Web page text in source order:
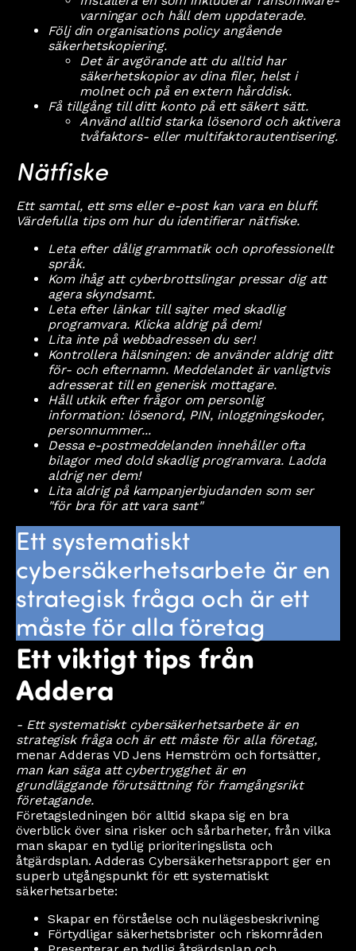
varningar och håll dem uppdaterade.
Följ din organisations policy angående
säkerhetskopiering.
Det är avgörande att du alltid har
säkerhetskopior av dina filer, helst i
molnet och på en extern hårddisk.
Få tillgång till ditt konto på ett säkert sätt.
Använd alltid starka lösenord och aktivera
tvåfaktors- eller multifaktorautentisering.
Nätfiske
Ett samtal, ett sms eller e-post kan vara en bluff.
Värdefulla tips om hur du identifierar nätfiske.
Leta efter dålig grammatik och oprofessionellt
språk.
Kom ihåg att cyberbrottslingar pressar dig att
agera skyndsamt.
Leta efter länkar till sajter med skadlig
programvara. Klicka aldrig på dem!
Lita inte på webbadressen du ser!
Kontrollera hälsningen: de använder aldrig ditt
för- och efternamn. Meddelandet är vanligtvis
adresserat till en generisk mottagare.
Håll utkik efter frågor om personlig
information: lösenord, PIN, inloggningskoder,
personnummer...
Dessa e-postmeddelanden innehåller ofta
bilagor med dold skadlig programvara. Ladda
aldrig ner dem!
Lita aldrig på kampanjerbjudanden som ser
"för bra för att vara sant"
Ett systematiskt
cybersäkerhetsarbete är en
strategisk fråga och är ett
måste för alla företag
Ett viktigt tips från
Addera
- Ett systematiskt cybersäkerhetsarbete är en
strategisk fråga och är ett måste för alla företag,
menar Adderas VD Jens Hemström och fortsätter,
man kan säga att cybertrygghet är en
grundläggande förutsättning för framgångsrikt
företagande.
Företagsledningen bör alltid skapa sig en bra
överblick över sina risker och sårbarheter, från vilka
man skapar en tydlig prioriteringslista och
åtgärdsplan. Adderas Cybersäkerhetsrapport ger en
superb utgångspunkt för ett systematiskt
säkerhetsarbete:
Skapar en förståelse och nulägesbeskrivning
Förtydligar säkerhetsbrister och riskområden